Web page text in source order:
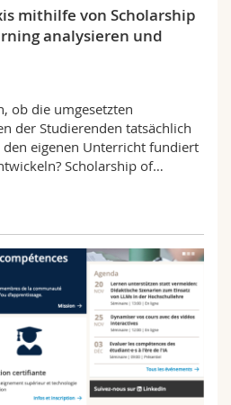
Fak.mithilfe von Scholarship
analysieren und
ob die umgesetzten
der Studierenden tatsächlich
eigenen Unterricht fundiert
Scholarship of…